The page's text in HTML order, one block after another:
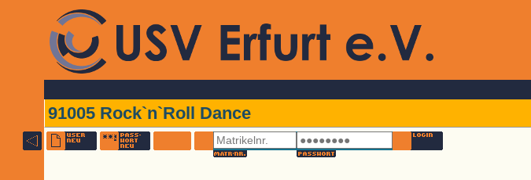
91005 Rock`n`Roll Dance